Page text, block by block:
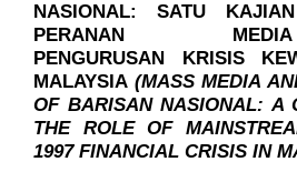
NASIONAL: SATU
PERANAN
PENGURUSAN KRISIS
MALAYSIA(MASS MEDIA
OF BARISAN NASIONAL: A
THE ROLE OF
1997 FINANCIAL CRISIS IN